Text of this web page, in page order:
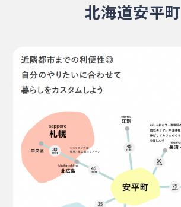
・相談窓口・お問合せ
・プライバシーポリシー
・サイトマップ
北海道安平町